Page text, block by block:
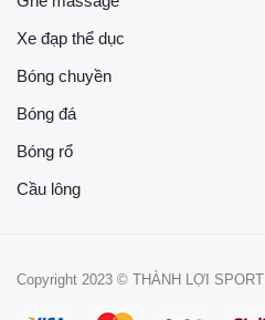
Xe đạp thể dục
Bóng chuyền
Bóng đá
Bóng rổ
Cầu lông
Copyright 2023 © THÀNH LỢI SPORT